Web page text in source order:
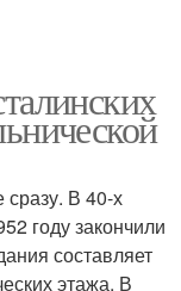
В 40-х
году закончили
составляет
этажа. В